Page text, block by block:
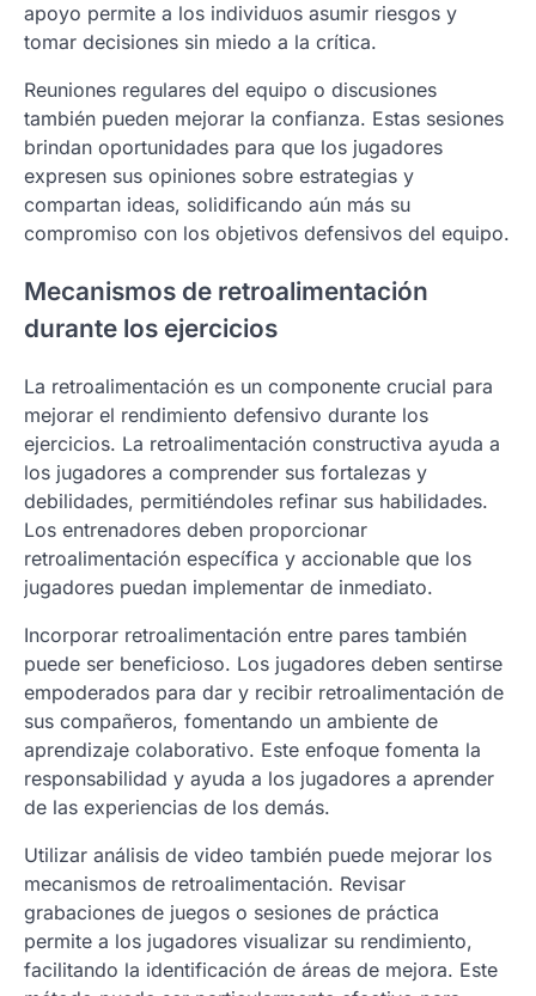
apoyo permite a los individuos asumir riesgos y
tomar decisiones sin miedo a la crítica.
Reuniones regulares del equipo o discusiones
también pueden mejorar la confianza. Estas sesiones
brindan oportunidades para que los jugadores
expresen sus opiniones sobre estrategias y
compartan ideas, solidificando aún más su
compromiso con los objetivos defensivos del equipo.
Mecanismos de retroalimentación
durante los ejercicios
La retroalimentación es un componente crucial para
mejorar el rendimiento defensivo durante los
ejercicios. La retroalimentación constructiva ayuda a
los jugadores a comprender sus fortalezas y
debilidades, permitiéndoles refinar sus habilidades.
Los entrenadores deben proporcionar
retroalimentación específica y accionable que los
jugadores puedan implementar de inmediato.
Incorporar retroalimentación entre pares también
puede ser beneficioso. Los jugadores deben sentirse
empoderados para dar y recibir retroalimentación de
sus compañeros, fomentando un ambiente de
aprendizaje colaborativo. Este enfoque fomenta la
responsabilidad y ayuda a los jugadores a aprender
de las experiencias de los demás.
Utilizar análisis de video también puede mejorar los
mecanismos de retroalimentación. Revisar
grabaciones de juegos o sesiones de práctica
permite a los jugadores visualizar su rendimiento,
facilitando la identificación de áreas de mejora. Este